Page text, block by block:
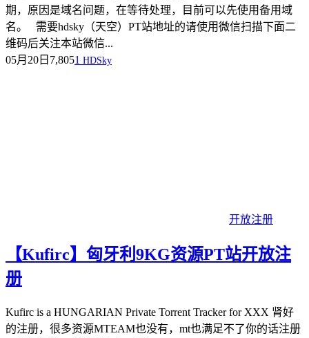
期，原因是域名问题，在等待处理，目前可以先使用备用域
名。 需要hdsky（天空）PT站地址的请使用微信扫描下面二
维码后关注本站微信...
05月20日 7,8051 HDSky
开放注册
【Kufirc】匈牙利9KG资源PT站开放注
册
Kufirc is a HUNGARIAN Private Torrent Tracker for XXX 肾好
的注册，很多资源MTEAM也没有，mt也满足不了你的话注册